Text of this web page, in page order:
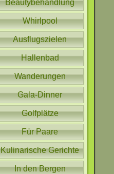
Beautybehandlung
Whirlpool
Ausflugszielen
Hallenbad
Wanderungen
Gala-Dinner
Golfplätze
Für Paare
Kulinarische Gerichte
In den Bergen